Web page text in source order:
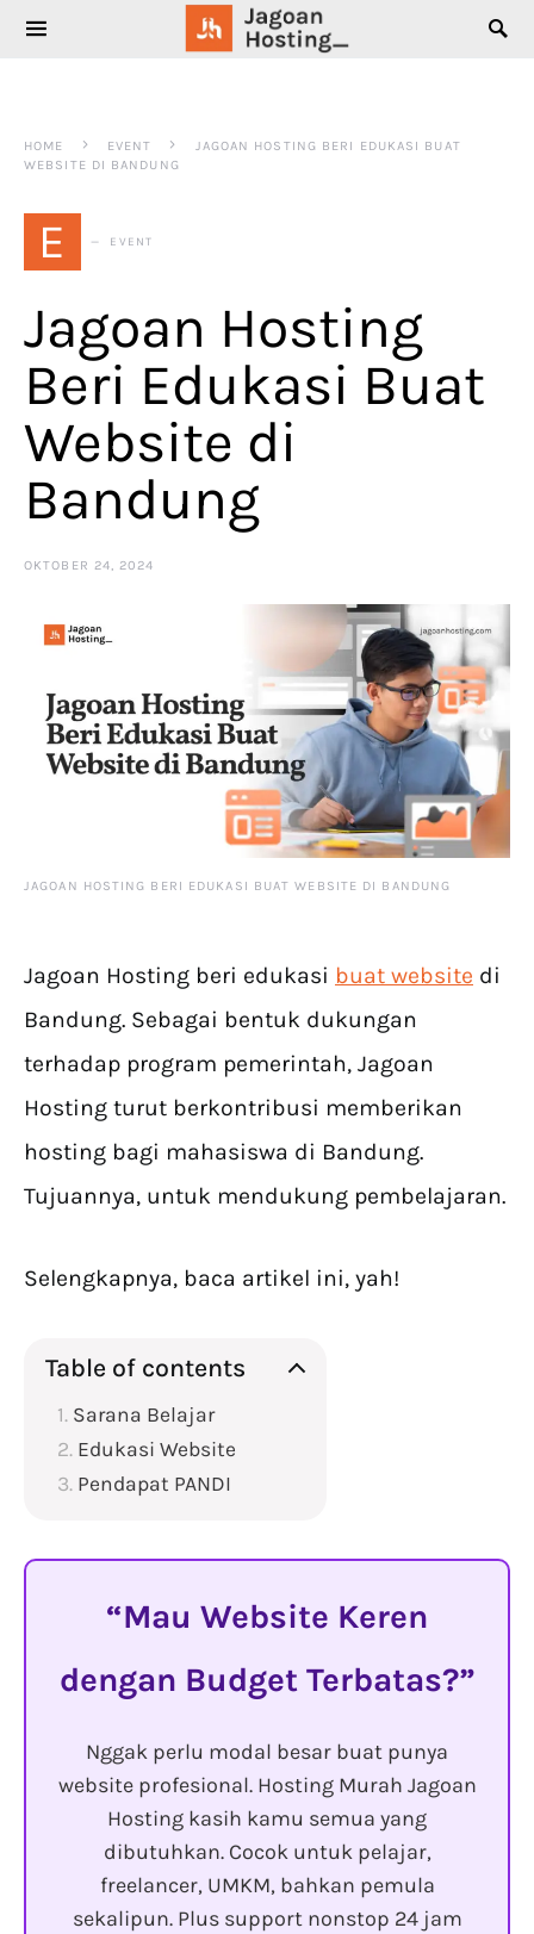
SEARCH FOR:
HOME EVENT
JAGOAN HOSTING BERI EDUKASI BUAT
WEBSITE DI BANDUNG
E EVENT
Jagoan Hosting
Beri Edukasi Buat
Website di
Bandung
OKTOBER 24, 2024
JAGOAN HOSTING BERI EDUKASI BUAT WEBSITE DI BANDUNG
Jagoan Hosting beri edukasi buat website di
Bandung. Sebagai bentuk dukungan
terhadap program pemerintah, Jagoan
Hosting turut berkontribusi memberikan
hosting bagi mahasiswa di Bandung.
Tujuannya, untuk mendukung pembelajaran.
Selengkapnya, baca artikel ini, yah!
Table of contents
Sarana Belajar
Edukasi Website
Pendapat PANDI
Mau Website Keren
dengan Budget Terbatas?
Nggak perlu modal besar buat punya
website profesional. Hosting Murah Jagoan
Hosting kasih kamu semua yang
dibutuhkan. Cocok untuk pelajar,
freelancer, UMKM, bahkan pemula
sekalipun. Plus support nonstop 24 jam